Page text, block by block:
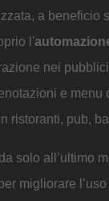
a beneficio
l'
nei
e menu
ristoranti, pub,
solo all’ultimo
migliorare